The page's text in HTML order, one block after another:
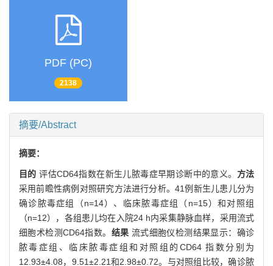
PDF (PC)
2138
摘要/Abstract
摘要：
目的评估CD64指数在新生儿脓毒症早期诊断中的意义。 方法
采用前瞻性病例对照研究方法进行分析。41例新生儿患儿分为
确诊脓毒症组（n=14）、临床脓毒症组（n=15）和对照组
（n=12），各组患儿均在入院24 h内采集静脉血样，采用流式
细胞术检测CD64指数。 结果 流式细胞仪检测结果显示：确诊
脓毒症组、临床脓毒症组和对照组的CD64 指数分别为
12.93±4.08，9.51±2.21和2.98±0.72。与对照组比较，确诊脓